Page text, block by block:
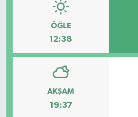
ÖĞLE
12:38
AKŞAM
19:37